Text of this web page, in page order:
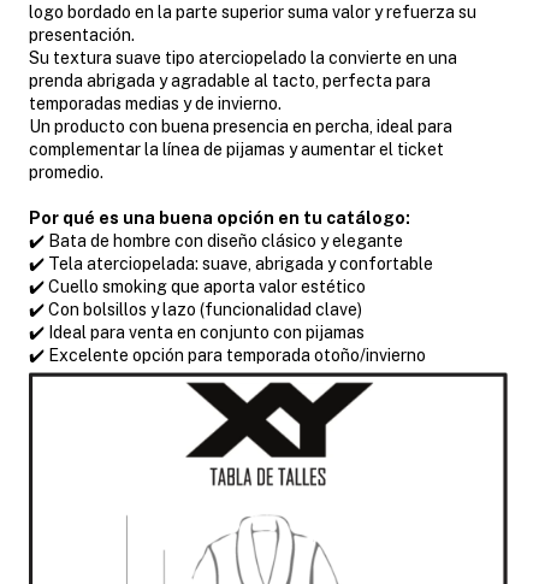
logo bordado en la parte superior suma valor y refuerza su
presentación.
Su textura suave tipo aterciopelado la convierte en una
prenda abrigada y agradable al tacto, perfecta para
temporadas medias y de invierno.
Un producto con buena presencia en percha, ideal para
complementar la línea de pijamas y aumentar el ticket
promedio.
Por qué es una buena opción en tu catálogo:
✔️ Bata de hombre con diseño clásico y elegante
✔️ Tela aterciopelada: suave, abrigada y confortable
✔️ Cuello smoking que aporta valor estético
✔️ Con bolsillos y lazo (funcionalidad clave)
✔️ Ideal para venta en conjunto con pijamas
✔️ Excelente opción para temporada otoño/invierno